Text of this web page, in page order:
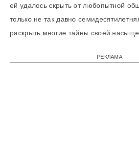
ей удалось скрыть от любопытной
только не так давно
раскрыть многие тайны своей
РЕКЛАМА